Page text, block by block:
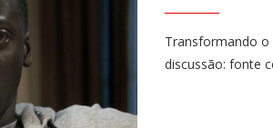
Transformando
discussão: fonte